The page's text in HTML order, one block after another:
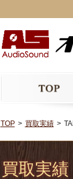
TOP 買取実績
買取実績